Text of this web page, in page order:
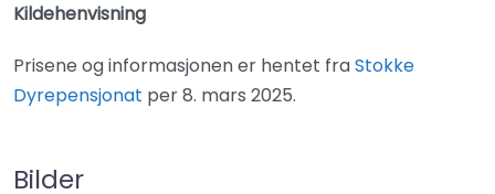
Kildehenvisning
Prisene og informasjonen er hentet fraStokke
Dyrepensjonat per 8. mars 2025.
Bilder